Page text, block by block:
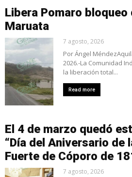
Libera Pomaro
Maruata
7 agosto, 2026
Por Ángel
2026.-La Comunidad
la liberación total...
Read more
El 4 de marzo quedó
“Día del Aniversario de
Fuerte de Cóporo de
7 agosto, 2026